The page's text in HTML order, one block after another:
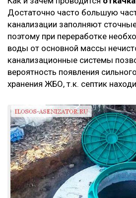
Достаточно часто большую
канализации заполняют
поэтому при переработке
воды от основной массы
канализационные системы
вероятность появления
хранения ЖБО, т.к. септик